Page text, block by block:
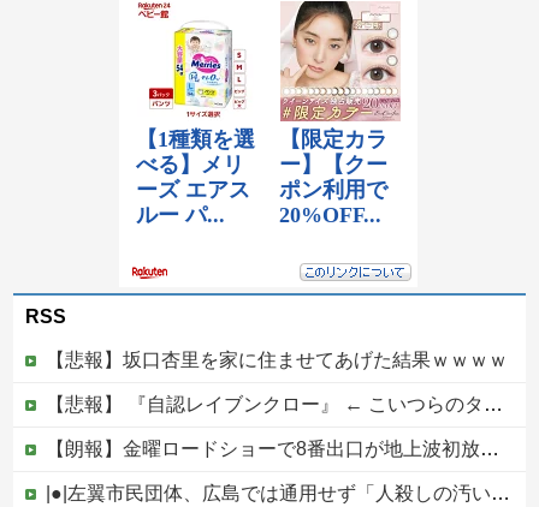
RSS
【悲報】坂口杏里を家に住ませてあげた結果ｗｗｗｗ
【悲報】 『自認レイブンクロー』 ← こいつらのタチ悪い率は異常
【朗報】金曜ロードショーで8番出口が地上波初放送wwwwwwwww
|●|左翼市民団体、広島では通用せず「人殺しの汚い足で広島の土を踏むな！」→広島県民「お前らの方が汚いんじゃ！」「ワシらが広島県民じゃ」